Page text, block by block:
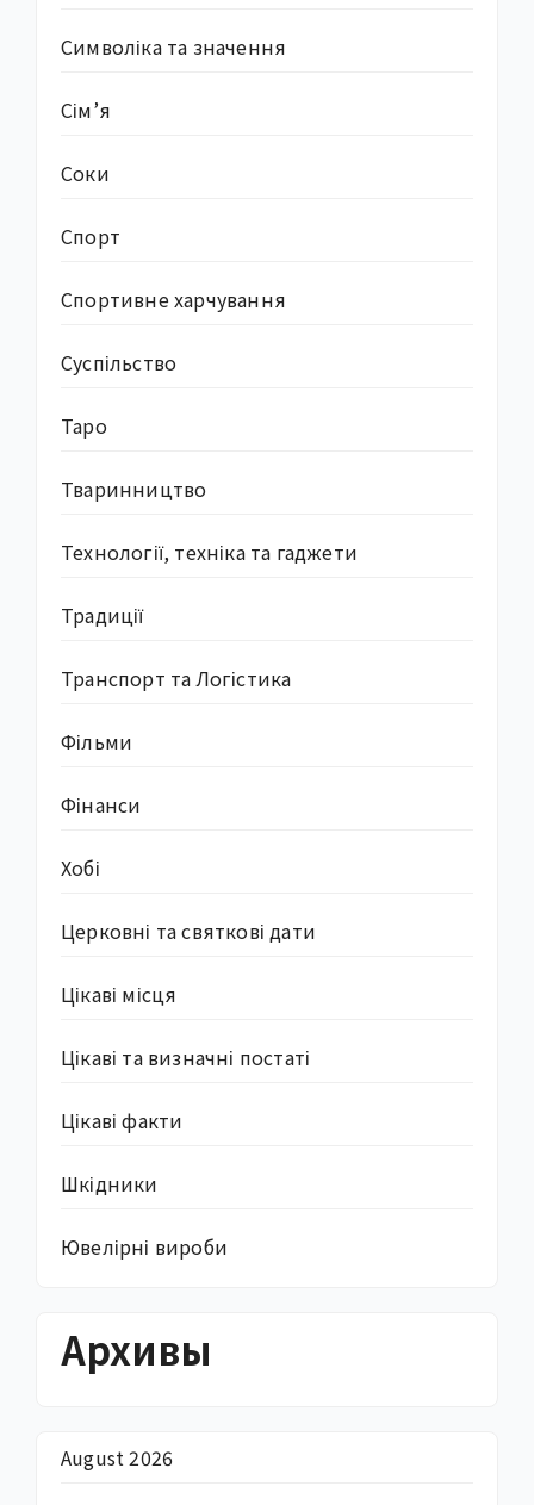
Символіка та значення
Сім’я
Соки
Спорт
Спортивне харчування
Суcпільство
Таро
Тваринництво
Технології, техніка та гаджети
Традиції
Транспорт та Логістика
Фільми
Фінанси
Хобі
Церковні та святкові дати
Цікаві місця
Цікаві та визначні постаті
Цікаві факти
Шкідники
Ювелірні вироби
Архивы
August 2026